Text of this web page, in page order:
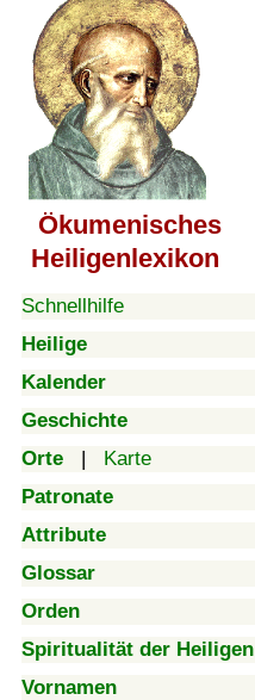
Ökumenisches
Heiligenlexikon
Schnellhilfe
Heilige
Kalender
Geschichte
Orte | Karte
Patronate
Attribute
Glossar
Orden
Spiritualität der Heiligen
Vornamen